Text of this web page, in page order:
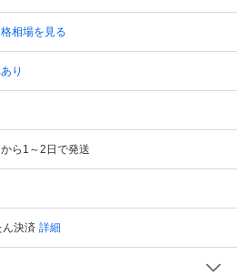
相場を見る
り
ら1～2日で発送
ん決済 詳細